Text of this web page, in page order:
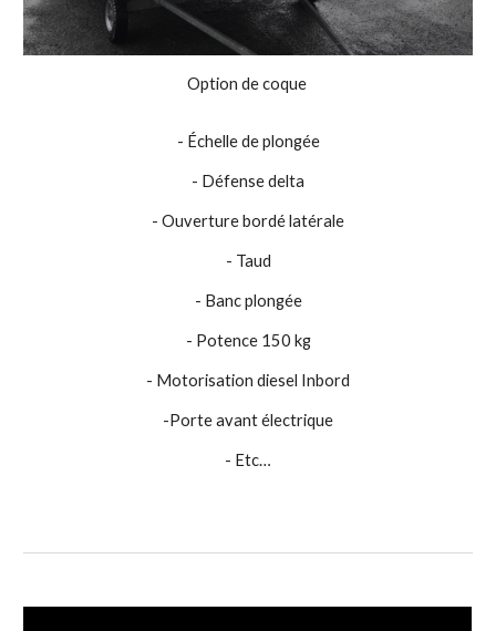
Option de coque
- Échelle de plongée
- Défense delta
- Ouverture bordé latérale
- Taud
- Banc plongée
- Potence 150 kg
- Motorisation diesel Inbord
-Porte avant électrique
- Etc…